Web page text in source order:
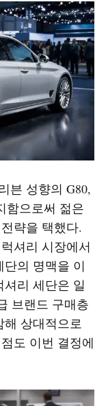
븐 성향의 G80,
함으로써 젊은
략을 택했다.
셔리 시장에서
의 명맥을 이
리 세단은 일
브랜드 구매층
상대적으로
도 이번 결정에